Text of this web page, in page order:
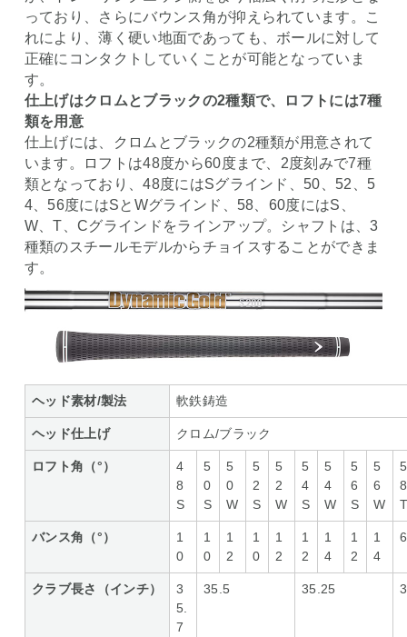
っており、さらにバウンス角が抑えられています。こ
れにより、薄く硬い地面であっても、ボールに対して
正確にコンタクトしていくことが可能となっていま
す。
仕上げはクロムとブラックの2種類で、ロフトには7種
類を用意
仕上げには、クロムとブラックの2種類が用意されて
います。ロフトは48度から60度まで、2度刻みで7種
類となっており、48度にはSグラインド、50、52、5
4、56度にはSとWグラインド、58、60度にはS、
W、T、Cグラインドをラインアップ。シャフトは、3
種類のスチールモデルからチョイスすることができま
す。
ヘッド素材/製法 軟鉄鋳造
ヘッド仕上げ クロム/ブラック
ロフト角（°）
4
8
S
5
0
S
5
0
W
5
2
S
5
2
W
5
4
S
5
4
W
5
6
S
5
6
W
5
8
バンス角（°）
1
0
1
0
1
2
1
0
1
2
1
2
1
4
1
2
1
4
6
クラブ長さ（インチ）
3
5.
7
35.5 35.25